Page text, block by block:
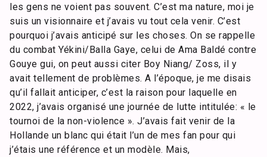
les gens ne voient pas souvent. C’est ma nature, moi je
suis un visionnaire et j’avais vu tout cela venir. C’est
pourquoi j’avais anticipé sur les choses. On se rappelle
du combat Yékini/Balla Gaye, celui de Ama Baldé contre
Gouye gui, on peut aussi citer Boy Niang/ Zoss, il y
avait tellement de problèmes. A l’époque, je me disais
qu’il fallait anticiper, c’est la raison pour laquelle en
2022, j’avais organisé une journée de lutte intitulée: « le
tournoi de la non-violence ». J’avais fait venir de la
Hollande un blanc qui était l’un de mes fan pour qui
j’étais une référence et un modèle. Mais,